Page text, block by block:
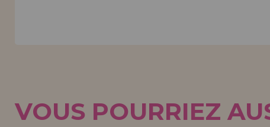
VOUS POURRIEZ